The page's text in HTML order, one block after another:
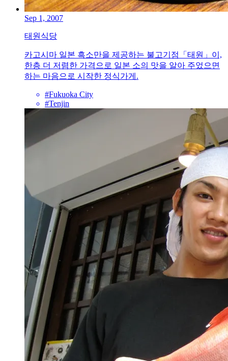
Sep 1, 2007
태원식당
카고시마 일본 흑소만을 제공하는 불고기점「태원」이,
한층 더 저렴한 가격으로 일본 소의 맛을 알아 주었으면
하는 마음으로 시작한 정식가게.
#Fukuoka City
#Tenjin